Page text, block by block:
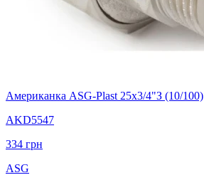
Американка ASG-Plast 25x3/4"З (10/100)
AKD5547
334 грн
ASG